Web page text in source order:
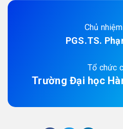
Chủ
PGS.TS.
Tổ chức
Trường Đại học